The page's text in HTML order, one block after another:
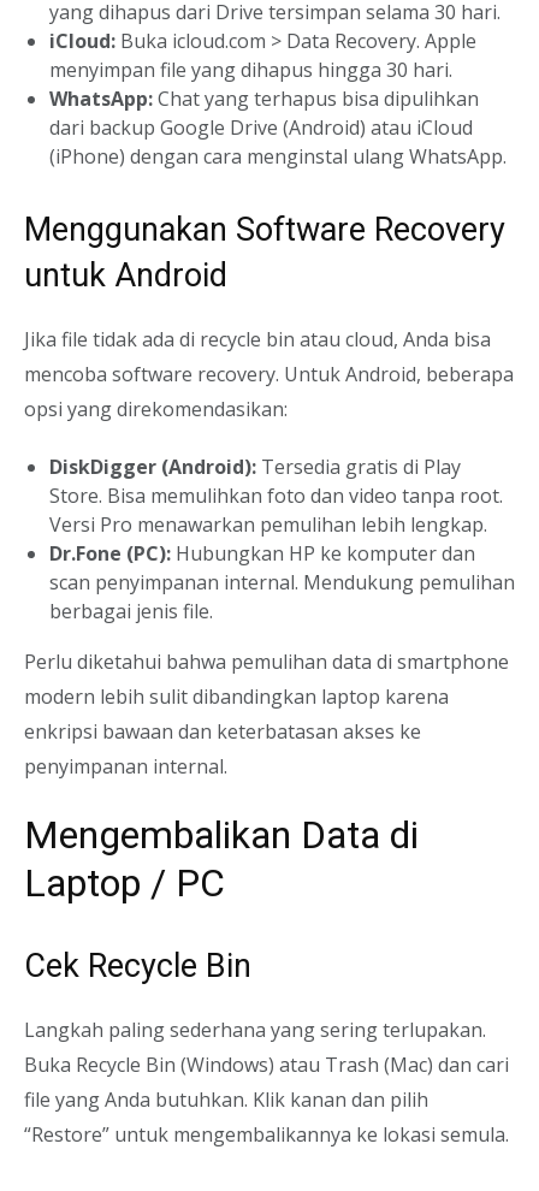
yang dihapus dari Drive tersimpan selama 30 hari.
iCloud: Buka icloud.com > Data Recovery. Apple
menyimpan file yang dihapus hingga 30 hari.
WhatsApp:Chat yang terhapus bisa dipulihkan
dari backup Google Drive (Android) atau iCloud
(iPhone) dengan cara menginstal ulang WhatsApp.
Menggunakan Software Recovery
untuk Android
Jika file tidak ada di recycle bin atau cloud, Anda bisa
mencoba software recovery. Untuk Android, beberapa
opsi yang direkomendasikan:
DiskDigger (Android): Tersedia gratis di Play
Store. Bisa memulihkan foto dan video tanpa root.
Versi Pro menawarkan pemulihan lebih lengkap.
Dr.Fone (PC): Hubungkan HP ke komputer dan
scan penyimpanan internal. Mendukung pemulihan
berbagai jenis file.
Perlu diketahui bahwa pemulihan data di smartphone
modern lebih sulit dibandingkan laptop karena
enkripsi bawaan dan keterbatasan akses ke
penyimpanan internal.
Mengembalikan Data di
Laptop / PC
Cek Recycle Bin
Langkah paling sederhana yang sering terlupakan.
Buka Recycle Bin (Windows) atau Trash (Mac) dan cari
file yang Anda butuhkan. Klik kanan dan pilih
“Restore” untuk mengembalikannya ke lokasi semula.